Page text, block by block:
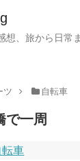
想、旅から日常
ツ 自転車
で一周
転車